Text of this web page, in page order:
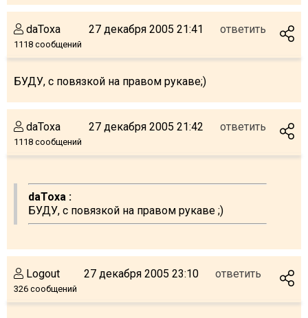
daToxa
1118 сообщений
27 декабря 2005 21:41 ответить
БУДУ, с повязкой на правом рукаве;)
daToxa
1118 сообщений
27 декабря 2005 21:42 ответить
daToxa :
БУДУ, с повязкой на правом рукаве ;)
Logout
326 сообщений
27 декабря 2005 23:10 ответить